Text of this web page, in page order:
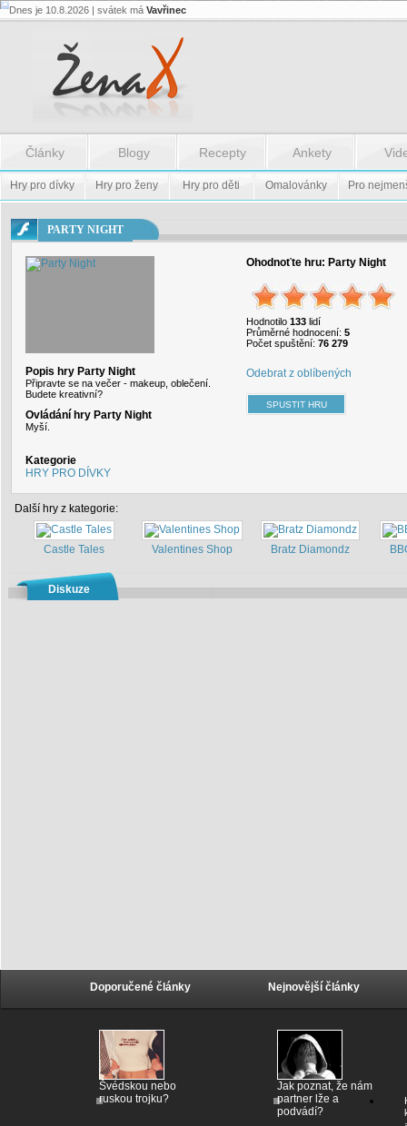
Flash.nazev
Flash.nazev
Dnes je 10.8.2026 | svátek má Vavřinec
Články Blogy Recepty Ankety
Hry pro dívky Hry pro ženy Hry pro děti Omalovánky Pro
PARTY NIGHT
Popis hry Party Night
Připravte se na večer - makeup, oblečení.
Budete kreativní?
Ovládání hry Party Night
Myší.
Kategorie
HRY PRO DÍVKY
Ohodnoťte hru: Party Night
Hodnotilo 133 lidí
Průměrné hodnocení: 5
Počet spuštění: 76 279
Odebrat z oblíbených
Další hry z kategorie:
Castle Tales Valentines Shop Bratz Diamondz
Diskuze
Doporučené články
Švédskou nebo
ruskou trojku?
Nejnovější články
Jak poznat, že nám
partner lže a
podvádí?